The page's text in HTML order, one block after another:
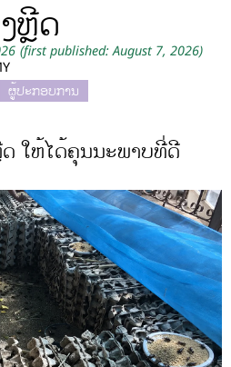
ຫຼີດ
(first published: August 7, 2026)
ຜູ້ປະກອບການ
ດ ໃຫ້ໄດ້ຄຸນນະພາບທີ່ດີ